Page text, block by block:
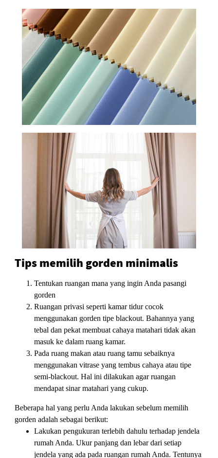
Tips memilih gorden minimalis
Tentukan ruangan mana yang ingin Anda pasangi
gorden
Ruangan privasi seperti kamar tidur cocok
menggunakan gorden tipe blackout. Bahannya yang
tebal dan pekat membuat cahaya matahari tidak akan
masuk ke dalam ruang kamar.
Pada ruang makan atau ruang tamu sebaiknya
menggunakan vitrase yang tembus cahaya atau tipe
semi-blackout. Hal ini dilakukan agar ruangan
mendapat sinar matahari yang cukup.
Beberapa hal yang perlu Anda lakukan sebelum memilih
gorden adalah sebagai berikut:
Lakukan pengukuran terlebih dahulu terhadap jendela
rumah Anda. Ukur panjang dan lebar dari setiap
jendela yang ada pada ruangan rumah Anda. Tentunya